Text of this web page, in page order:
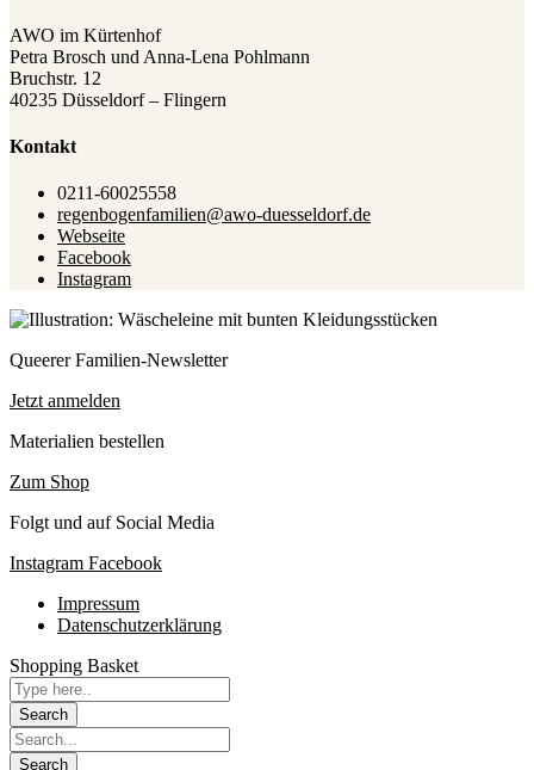
AWO im Kürtenhof
Petra Brosch und Anna-Lena Pohlmann
Bruchstr. 12
40235 Düsseldorf – Flingern
Kontakt
0211-60025558
regenbogenfamilien@awo-duesseldorf.de
Webseite
Facebook
Instagram
Queerer Familien-Newsletter
Jetzt anmelden
Materialien bestellen
Zum Shop
Folgt und auf Social Media
Instagram Facebook
Impressum
Datenschutzerklärung
Shopping Basket